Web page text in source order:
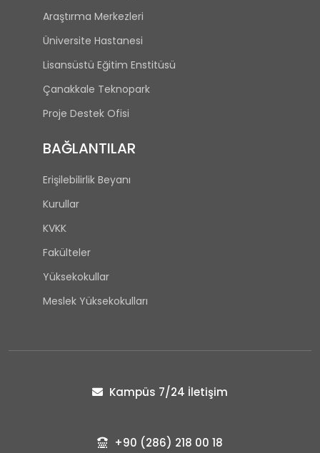
Araştırma Merkezleri
Üniversite Hastanesi
Lisansüstü Eğitim Enstitüsü
Çanakkale Teknopark
Proje Destek Ofisi
BAĞLANTILAR
Erişilebilirlik Beyanı
Kurullar
KVKK
Fakülteler
Yüksekokullar
Meslek Yüksekokulları
Kampüs 7/24 İletişim
+90 (286) 218 00 18